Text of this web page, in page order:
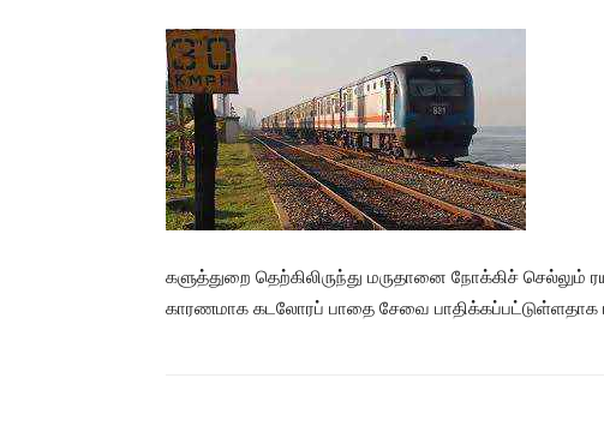
களுத்துறை தெற்கிலிருந்து மருதானை நோக்கிச் செல்லும்
காரணமாக கடலோரப் பாதை சேவை பாதிக்கப்பட்டுள்ளதாக